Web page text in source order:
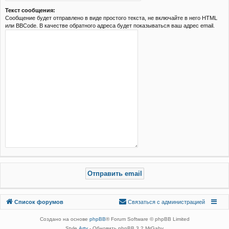
Текст сообщения:
Сообщение будет отправлено в виде простого текста, не включайте в него HTML
или BBCode. В качестве обратного адреса будет показываться ваш адрес email.
Список форумов
Связаться с
Связаться с администрацией
Создано на основе phpBB® Forum Software © phpBB Limited